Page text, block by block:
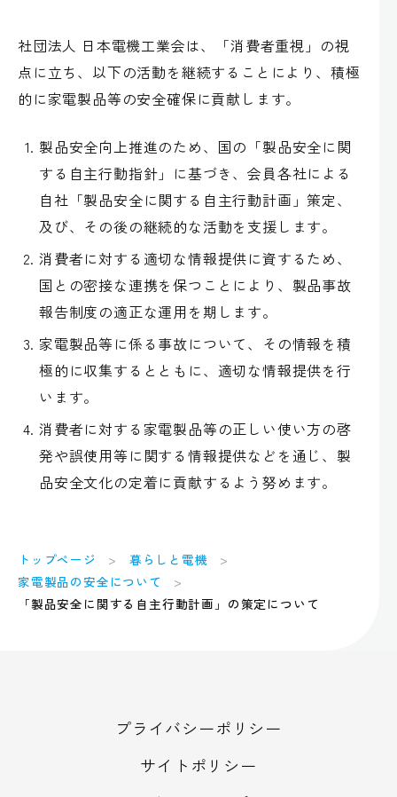
社団法人 日本電機工業会は、「消費者重視」の視
点に立ち、以下の活動を継続することにより、積極
的に家電製品等の安全確保に貢献します。
製品安全向上推進のため、国の「製品安全に関
する自主行動指針」に基づき、会員各社による
自社「製品安全に関する自主行動計画」策定、
及び、その後の継続的な活動を支援します。
消費者に対する適切な情報提供に資するため、
国との密接な連携を保つことにより、製品事故
報告制度の適正な運用を期します。
家電製品等に係る事故について、その情報を積
極的に収集するとともに、適切な情報提供を行
います。
消費者に対する家電製品等の正しい使い方の啓
発や誤使用等に関する情報提供などを通じ、製
品安全文化の定着に貢献するよう努めます。
トップページ
暮らしと電機
家電製品の安全について
「製品安全に関する自主行動計画」の策定について
プライバシーポリシー
サイトポリシー